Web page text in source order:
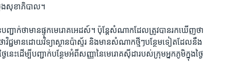
សុខា​ភិបាល។
ជាក់​ថា​មាន​ផ្ទុក​មេរោគ​អេដស៍។​ ប៉ុន្តែ​សំណាក​ដែល​ត្រូវ​បាន​រក​ឃើញ​ថា​
ជ្ជមាន​ដោយ​វិទ្យាស្ថាន​ប៉ាស្ទ័រ​ និង​មាន​សំណាក​ថ្មីៗ​បន្ថែម​ទៀត​ដែល​នឹង​
នេះដើម្បី​បញ្ជាក់​បន្ថែម​អំពី​សញ្ញានៃ​មេរោគ​ស៊ីដា​របស់​ក្រុម​អ្នក​ភូមិ​ក្នុង​ថ្ងៃ​